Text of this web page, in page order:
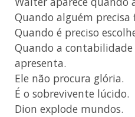
Quando alguém precisa
Quando é preciso
Quando a contabilidade
apresenta.
Ele não procura glória.
É o sobrevivente lúcido.
Dion explode mundos.